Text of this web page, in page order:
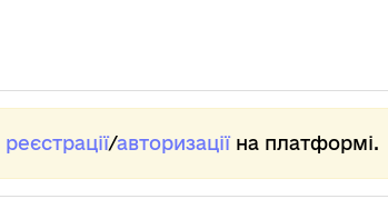
реєстрації/авторизаціїна платформі.